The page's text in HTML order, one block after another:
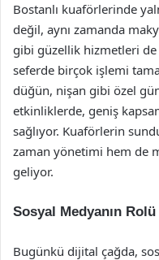
Bostanlı kuaförlerinde
değil, aynı zamanda
gibi güzellik hizmetleri
seferde birçok işlemi
düğün, nişan gibi özel
etkinliklerde, geniş
sağlıyor. Kuaförlerin
zaman yönetimi hem de
geliyor.
Sosyal Medyanın Rolü
Bugünkü dijital çağda,